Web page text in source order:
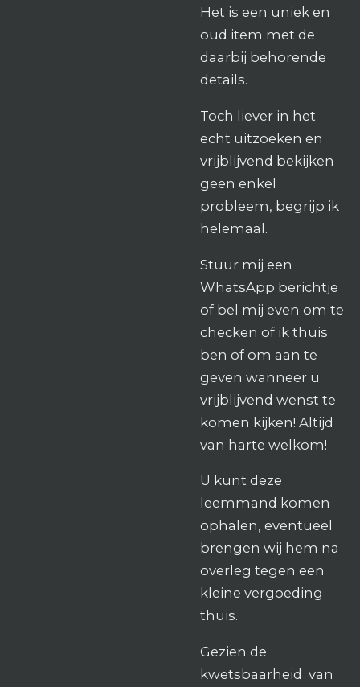
Het is een uniek en
oud item met de
daarbij behorende
details.
Toch liever in het
echt uitzoeken en
vrijblijvend bekijken
geen enkel
probleem, begrijp ik
helemaal.
Stuur mij een
WhatsApp berichtje
of bel mij even om te
checken of ik thuis
ben of om aan te
geven wanneer u
vrijblijvend wenst te
komen kijken! Altijd
van harte welkom!
U kunt deze
leemmand komen
ophalen, eventueel
brengen wij hem na
overleg tegen een
kleine vergoeding
thuis.
Gezien de
kwetsbaarheid van